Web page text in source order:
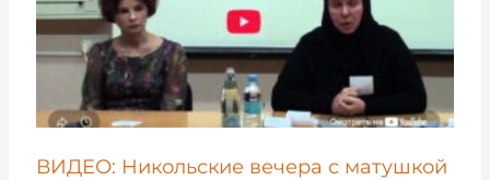
ВИДЕО: Никольские вечера с матушкой